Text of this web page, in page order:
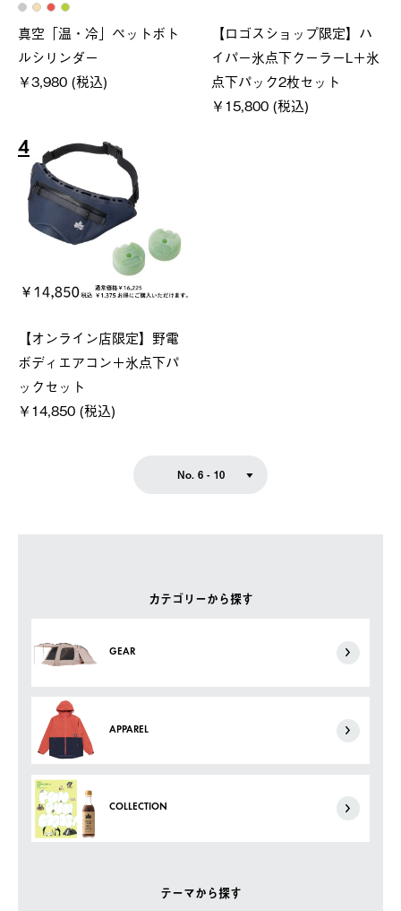
カテゴリーから探す
GEAR
APPAREL
COLLECTION
テーマから探す
真空「温・冷」ペットボト
ルシリンダー
￥3,980 (税込)
【ロゴスショップ限定】ハ
イパー氷点下クーラーL＋氷
点下パック2枚セット
￥15,800 (税込)
4
【オンライン店限定】野電
ボディエアコン＋氷点下パ
ックセット
￥14,850 (税込)
No. 6 - 10